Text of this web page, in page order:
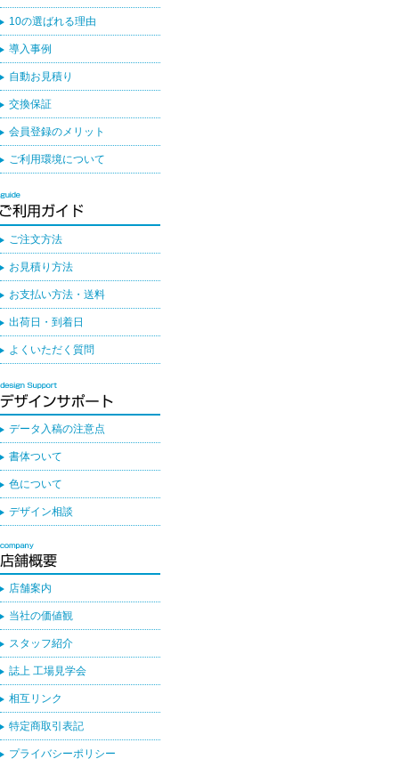
10の選ばれる理由
導入事例
自動お見積り
交換保証
会員登録のメリット
ご利用環境について
ご注文方法
お見積り方法
お支払い方法・送料
出荷日・到着日
よくいただく質問
データ入稿の注意点
書体ついて
色について
デザイン相談
店舗案内
当社の価値観
スタッフ紹介
誌上 工場見学会
相互リンク
特定商取引表記
プライバシーポリシー